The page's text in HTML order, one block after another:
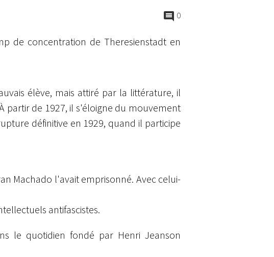
0
de concentration de Theresienstadt en
élève, mais attiré par la littérature, il
partir de 1927, il s'éloigne du mouvement
définitive en 1929, quand il participe
Machado l'avait emprisonné. Avec celui-
antifascistes.
le quotidien fondé par Henri Jeanson